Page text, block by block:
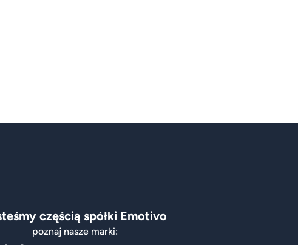
częścią spółki Emotivo
poznaj nasze marki: